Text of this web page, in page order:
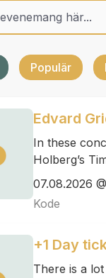
Populär
Edvard
In these
Holberg’s
07.08.2026
Kode
+1 Day
There is a